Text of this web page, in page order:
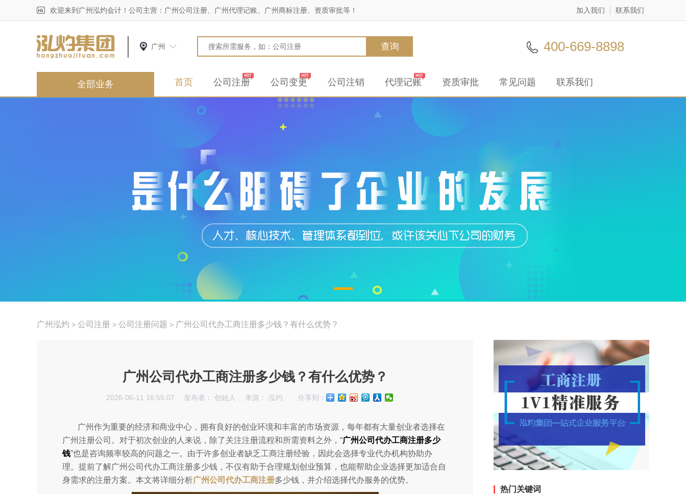
欢迎来到广州泓灼会计！公司主营：广州公司注册、广州代理记账、广州商标注册、资质审批等！ 加入我们 联系我们
广州 400-669-8898
查询
全部业务 首页 公司注册 公司变更 公司注销 代理记账 资质审批 常见问题 联系我们
广州泓灼 > 公司注册 > 公司注册问题 > 广州公司代办工商注册多少钱？有什么优势？
广州公司代办工商注册多少钱？有什么优势？
2026-06-11 16:55:07 发布者： 创始人 来源： 泓灼 分享到：
广州作为重要的经济和商业中心，拥有良好的创业环境和丰富的市场资源，每年都有大量创业者选择在
广州注册公司。对于初次创业的人来说，除了关注注册流程和所需资料之外，“广州公司代办工商注册多少
钱”也是咨询频率较高的问题之一。由于许多创业者缺乏工商注册经验，因此会选择专业代办机构协助办
理。提前了解广州公司代办工商注册多少钱，不仅有助于合理规划创业预算，也能帮助企业选择更加适合自
身需求的注册方案。本文将详细分析广州公司代办工商注册多少钱，并介绍选择代办服务的优势。
热门关键词